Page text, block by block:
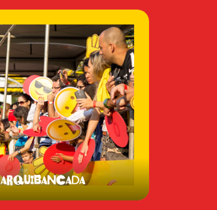
ARQUIBANCADA